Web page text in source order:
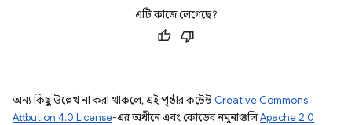
এটি কাজে লেগেছে?
অন্য কিছু উল্লেখ না করা থাকলে, এই পৃষ্ঠার কন্টেন্ট Creative Commons
Attribution 4.0 License-এর অধীনে এবং কোডের নমুনাগুলিApache 2.0